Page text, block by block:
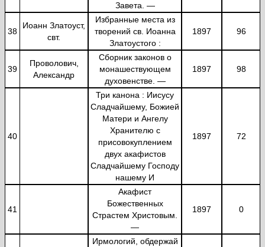
Завета. —
38
Иоанн Златоуст,
свт.
Избранные места из
творений св. Иоанна
Златоустого :
1897 96
39
Проволович,
Александр
Сборник законов о
монашествующем
духовенстве. —
1897 98
40
Три канона : Иисусу
Сладчайшему, Божией
Матери и Ангелу
Хранителю с
присовокуплением
двух акафистов
Сладчайшему Господу
нашему И
1897 72
41
Акафист
Божественных
Страстем Христовым.
—
1897 0
Ирмологий, обдержай